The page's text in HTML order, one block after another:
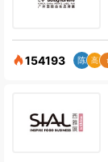
154193